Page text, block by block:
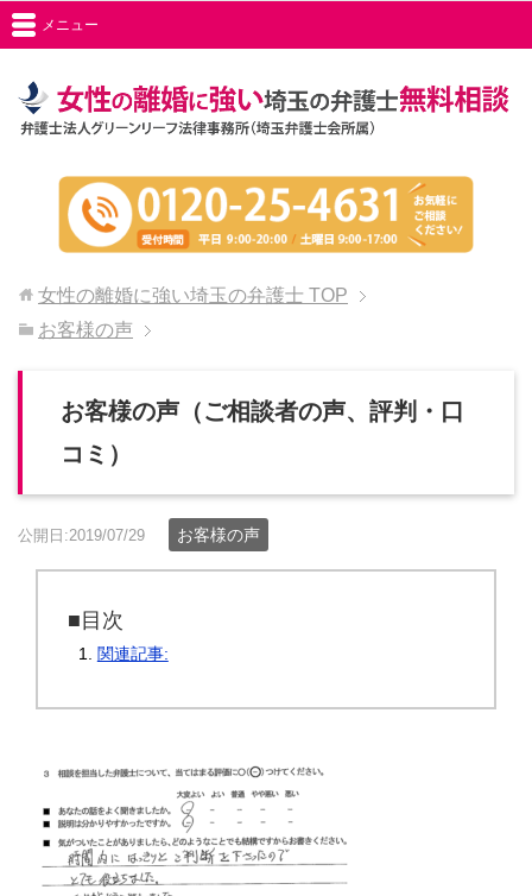
メニュー
女性の離婚に強い埼玉の弁護士 TOP
お客様の声
お客様の声（ご相談者の声、評判・口
コミ）
公開日:2019/07/29 お客様の声
■目次
関連記事: